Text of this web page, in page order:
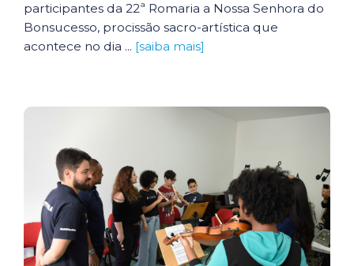
participantes da 22ª Romaria a Nossa Senhora do
Bonsucesso, procissão sacro-artística que
acontece no dia ... [saiba mais]